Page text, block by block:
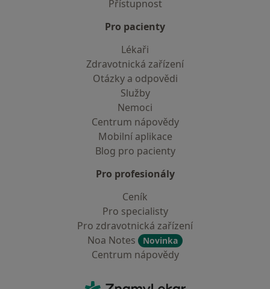
Přístupnost
Pro pacienty
Lékaři
Zdravotnická zařízení
Otázky a odpovědi
Služby
Nemoci
Centrum nápovědy
Mobilní aplikace
Blog pro pacienty
Pro profesionály
Ceník
Pro specialisty
Pro zdravotnická zařízení
Noa Notes
Novinka
Centrum nápovědy
ZnamyLekar - Hlavní stránka